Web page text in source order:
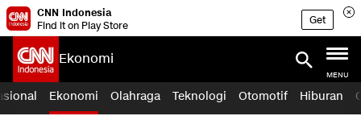
CNN Indonesia
Find it on Play Store
Get
Ekonomi
MENU
Ekonomi Olahraga Teknologi Otomotif Hiburan